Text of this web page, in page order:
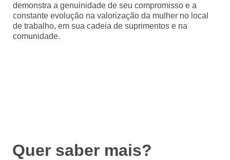
demonstra a genuinidade de seu compromisso e a
constante evolução na valorização da mulher no local
de trabalho, em sua cadeia de suprimentos e na
comunidade.
Quer saber mais?